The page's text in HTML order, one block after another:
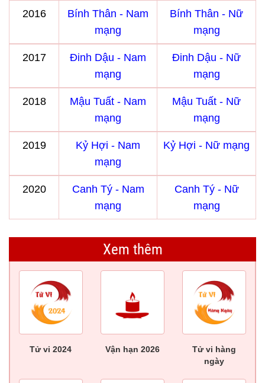
2016
Bính Thân - Nam
mạng
Bính Thân - Nữ
mạng
2017
Đinh Dậu - Nam
mạng
Đinh Dậu - Nữ
mạng
2018
Mậu Tuất - Nam
mạng
Mậu Tuất - Nữ
mạng
2019
Kỷ Hợi - Nam
mạng
Kỷ Hợi - Nữ mạng
2020
Canh Tý - Nam
mạng
Canh Tý - Nữ
mạng
Xem thêm
Tử vi 2024 Vận hạn 2026
Tử vi hàng
ngày